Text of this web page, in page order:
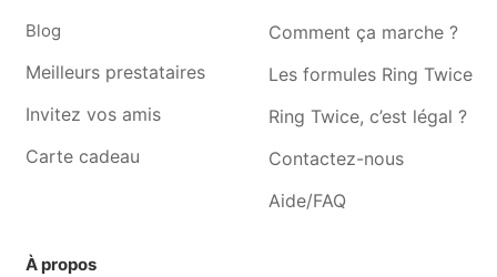
vincent
Blog
Meilleurs prestataires
Invitez vos amis
Carte cadeau
Comment ça marche ?
Les formules Ring Twice
Ring Twice, c’est légal ?
Contactez-nous
Aide/FAQ
À propos